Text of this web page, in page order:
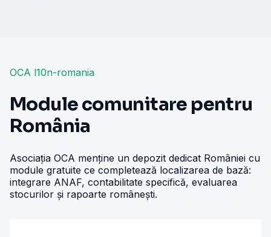
OCA l10n-romania
Module comunitare pentru
România
Asociația OCA menține un depozit dedicat României cu
module gratuite ce completează localizarea de bază:
integrare ANAF, contabilitate specifică, evaluarea
stocurilor și rapoarte românești.